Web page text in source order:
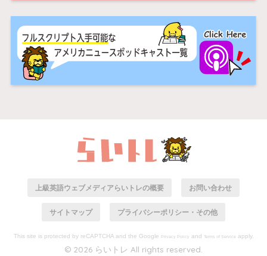
上級英語ウェブメディアらいトレの概要 お問い合わせ
サイトマップ プライバシーポリシー・その他
This site is protected by reCAPTCHA and the Google Privacy Policy and Terms of Service apply.
© 2026 らいトレ All rights reserved.